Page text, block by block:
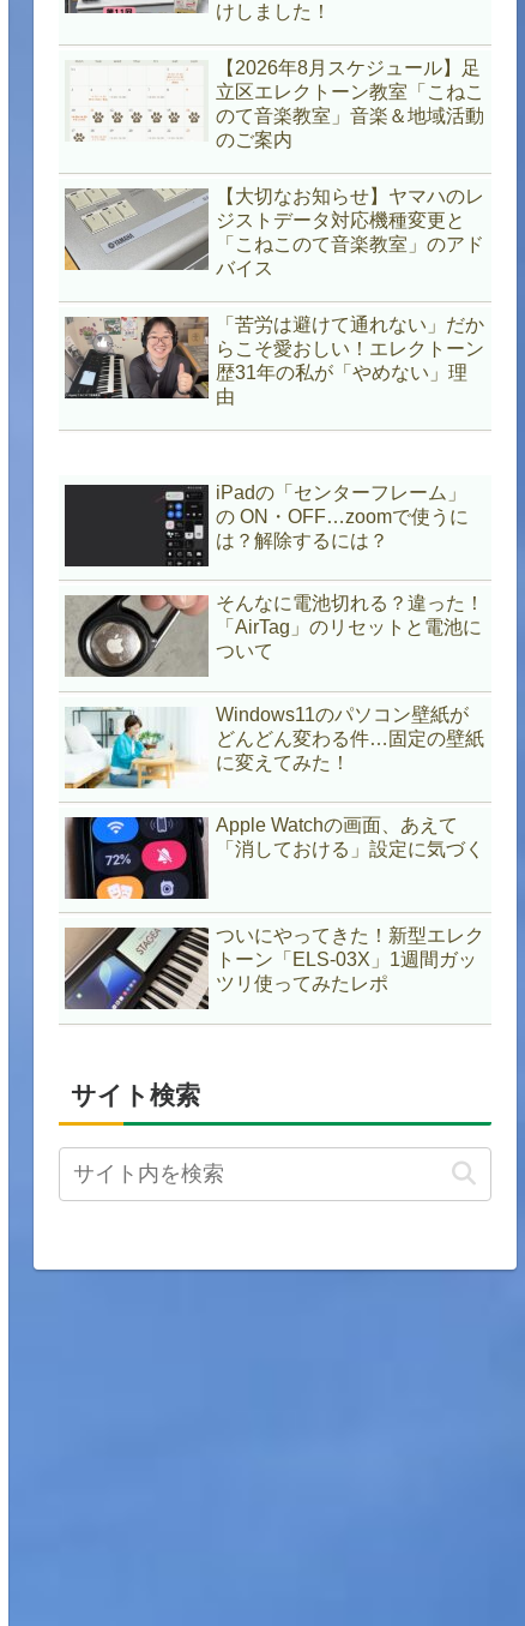
けしました！
【2026年8月スケジュール】足
立区エレクトーン教室「こねこ
のて音楽教室」音楽＆地域活動
のご案内
【大切なお知らせ】ヤマハのレ
ジストデータ対応機種変更と
「こねこのて音楽教室」のアド
バイス
「苦労は避けて通れない」だか
らこそ愛おしい！エレクトーン
歴31年の私が「やめない」理
由
iPadの「センターフレーム」
の ON・OFF…zoomで使うに
は？解除するには？
そんなに電池切れる？違った！
「AirTag」のリセットと電池に
ついて
Windows11のパソコン壁紙が
どんどん変わる件…固定の壁紙
に変えてみた！
Apple Watchの画面、あえて
「消しておける」設定に気づく
ついにやってきた！新型エレク
トーン「ELS-03X」1週間ガッ
ツリ使ってみたレポ
サイト検索